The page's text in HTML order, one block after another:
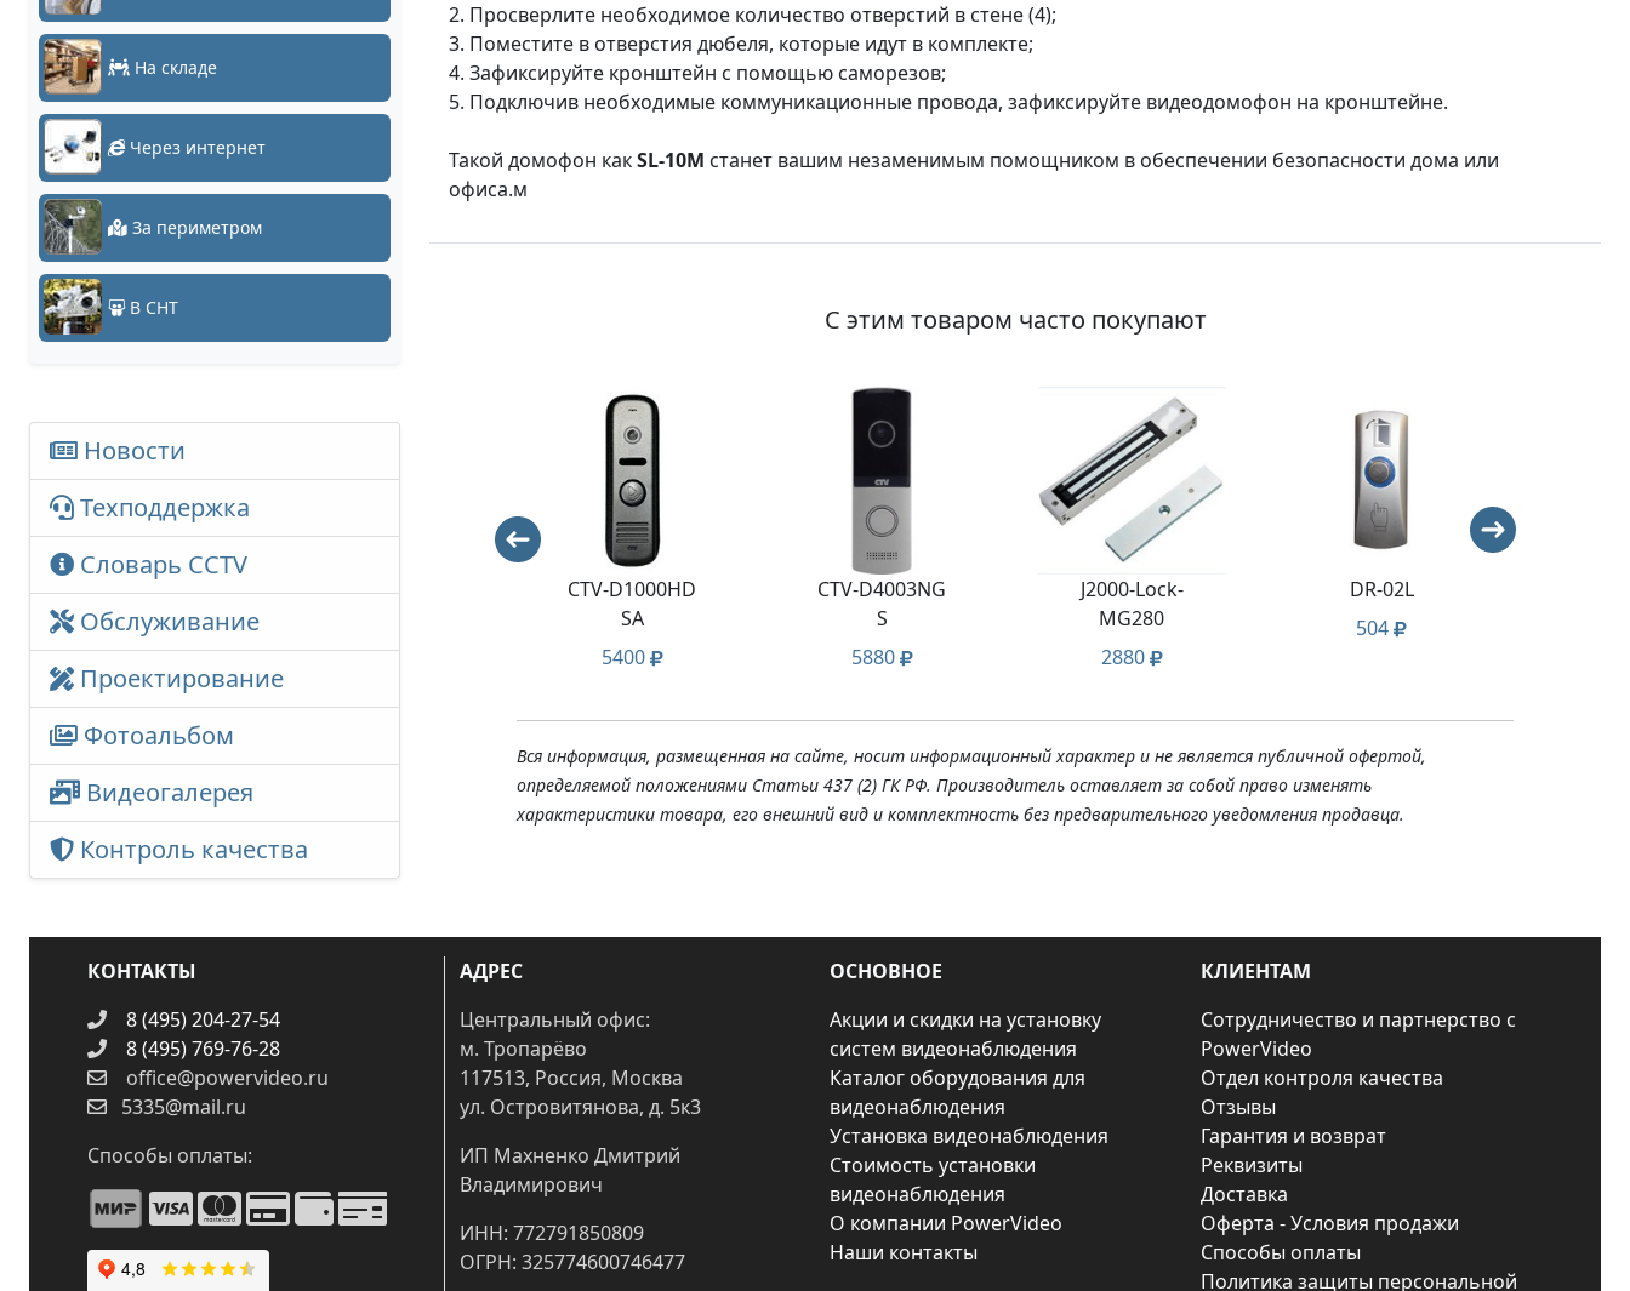
На складе
Через интернет
За периметром
В СНТ
Новости
Техподдержка
Словарь CCTV
Обслуживание
Проектирование
Фотоальбом
Видеогалерея
Контроль качества
2. Просверлите необходимое количество отверстий в стене (4);
3. Поместите в отверстия дюбеля, которые идут в комплекте;
4. Зафиксируйте кронштейн с помощью саморезов;
5. Подключив необходимые коммуникационные провода, зафиксируйте видеодомофон на кронштейне.
Такой домофон какSL-10М станет вашим незаменимым помощником в обеспечении безопасности дома или
офиса.м
С этим товаром часто покупают
DR-02L
504
DR-03i
CTV-D1000HD
SA
5400
CTV-D4003NG
S
5880
J2000-Lock-
MG280
2880
DR-02L
504
Вся информация, размещенная на сайте, носит информационный характер и не является публичной офертой,
определяемой положениями Статьи 437 (2) ГК РФ. Производитель оставляет за собой право изменять
характеристики товара, его внешний вид и комплектность без предварительного уведомления продавца.
КОНТАКТЫ
8 (495) 204-27-54
8 (495) 769-76-28
office@powervideo.ru
5335@mail.ru
Способы оплаты:
АДРЕС
Центральный офис:
м. Тропарёво
117513, Россия, Москва
ул. Островитянова, д. 5к3
ИП Махненко Дмитрий
Владимирович
ИНН: 772791850809
ОГРН: 325774600746477
ОСНОВНОЕ
Акции и скидки на установку
систем видеонаблюдения
Каталог оборудования для
видеонаблюдения
Установка видеонаблюдения
Стоимость установки
видеонаблюдения
О компании PowerVideo
Наши контакты
КЛИЕНТАМ
Сотрудничество и партнерство с
PowerVideo
Отдел контроля качества
Отзывы
Гарантия и возврат
Реквизиты
Доставка
Оферта - Условия продажи
Способы оплаты
Политика защиты персональной